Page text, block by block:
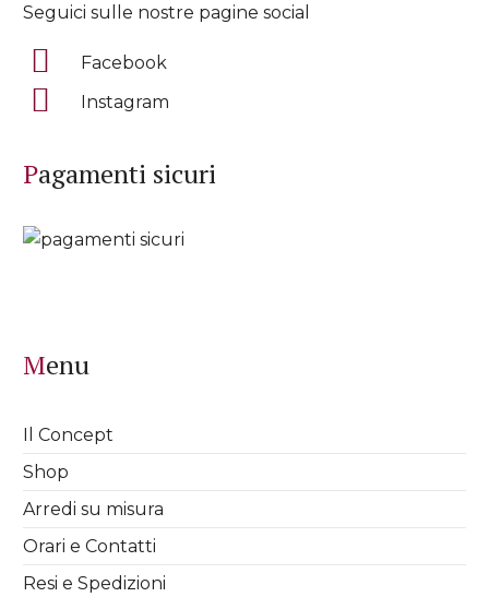
Seguici sulle nostre pagine social
Facebook
Instagram
Pagamenti sicuri
Menu
Il Concept
Shop
Arredi su misura
Orari e Contatti
Resi e Spedizioni